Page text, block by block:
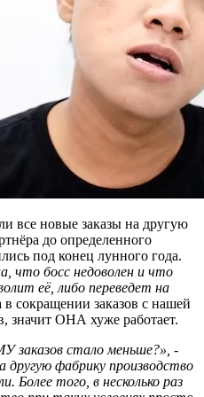
все новые заказы на другую
до определенного
под конец лунного года.
что босс недоволен и что
её, либо переведет на
сокращении заказов с нашей
значит ОНА хуже работает.
стало меньше?», -
другую фабрику производство
Более того, в несколько раз